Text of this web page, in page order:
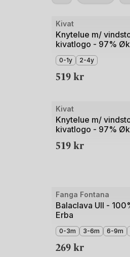
Bilde
av
Kivat
Knytelue m/
kivatlogo - 97%
0-1y 2-4y
519kr
Bilde
av
4
Kivat
Knytelue m/
kivatlogo - 97%
519kr
Bilde
av
Fanga Fontana
Balaclava Ull -
Erba
0-3m 3-6m 6-9m
269kr